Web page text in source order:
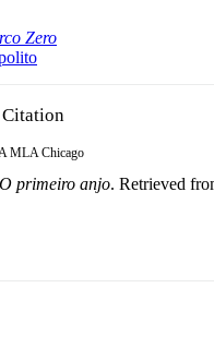
Zero
Citation
MLA Chicago
primeiro anjo. Retrieved